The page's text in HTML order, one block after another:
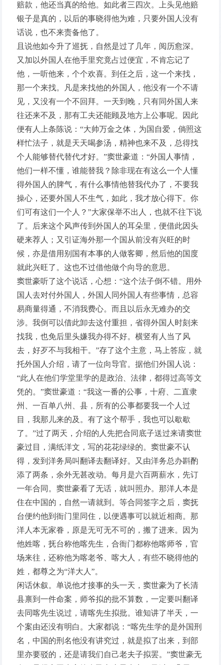
赔款，他还当真的给他。如此者三四次。上头见他赔
银子是真的，以后的事晓得他为难，只要外国人没有
话说，也不来责备他了。
且说他如今升了巡抚，自然是过了几年，阅历愈深。
又加以外国人在他手里究竟占过便宜，不肯忘记了
他，一听他来，个个欢喜。到任之后，这一个来找，
那一个来找。凡是来找他的外国人，他没有一个不请
见，又没有一个不回拜。一天到晚，只有同外国人来
往还来不及，那有工夫还能顾及地方上公事呢。因此
便有人上条陈说：“大帅万金之体，为国自爱，倘照这
样忙法子，就是天天喝参汤，精神也来不及，总得找
个人能够替代替代才好。”窦世豪道：“外国人事情，
他们一样不懂，谁能替我？除非现在有这么一个人懂
得外国人的脾气，有什么事情他替我代办了，不要我
操心，还要外国人不生气，如此，我才放心得下。你
们可有这们一个人？”大家保举不出人，也就不往下说
了。后来这个风声传到外国人的耳朵里，便借此因头
硬来荐人；又引证海外那一个国从前没有兴旺的时
候，亦是借用别国有本事的人做客卿，然后他的国度
就此兴旺了。这也不过借他做个向导的意思。
窦世豪听了这个说话，心想：“这个法子倒不错。用外
国人去对付外国人，外国人同外国人有些事情，总容
易商量得通，不消我费心。而且以后永无难办的交
涉。我倒可以借此卸去这付重担，省得外国人时刻来
找我，也免后里头嫌我办得不好。横竖有人当了风
去，好歹不与我相干。”存了这个主意，马上答应，就
托外国人介绍，请了一位向导官。据他们外国人说：
“此人在他们学堂里学的是政治、法律，都得过高等文
凭的。”窦世豪道：“我这一番的公事，十府、二直隶
州、一百单八州、县，所有的公事都要我一个人过
目，我那儿来的及。有了这个帮手，我也可以歇歇
了。”过了两天，介绍的人先把合同底子送过来请窦世
豪过目，满纸洋文，写的花花绿绿的。窦世豪不认
得，发到洋务局叫翻译去翻译好。又由洋务总办斟酌
添了两条，余外无甚改动。每月是六百两薪水，先订
一年合同。窦世豪看了无话，就叫照办。那洋人本是
住在中国的，自然一请就到。等合同签字之后，窦抚
台便约他到衙门里同住，以便遇事可以就近相商。那
洋人本无家眷，原是无可无不可的，搬了进来。因为
他姓喀，抚台称他喀先生，合衙门都称他喀师爷，官
场来往，还称他为喀老爷、喀大人，有些不晓得他的
姓，都尊之为“洋大人”。
闲话休叙。单说他才接事的头一天，窦世豪为了长清
县禀到一件命案，师爷拟的批不算数，一定要叫翻译
去同喀先生说过，请喀先生拟批。谁知讲了半天，一
个案由还没有明白。大家都说：“喀先生学的是外国刑
名，中国的刑名他没有讲究过，就是拟了出来，到部
里亦要驳的，还是请我们自己老夫子拟罢。”窦世豪无